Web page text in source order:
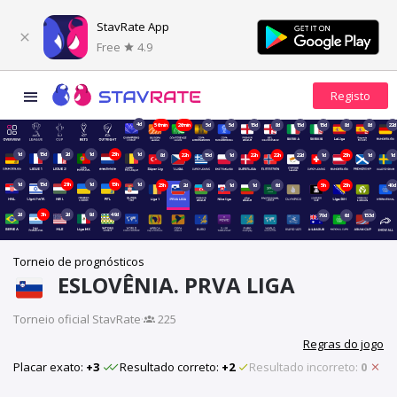
StavRate App
Free
4.9
4d 56min 26min 5d 5d 15d 8d 15d 15d 8d 8d 22d
1d 15d 2d 1d 23h 1d 8d 22h 15d 1d 22h 22h 22d 1d 23h 1d 1d
1d 15d 21h 1d 15h 1d 23h 2d 8d 1d 1d 6d 5h 23h 40d
2d 3h 2d 9d 49d 70d 6d 153d
Torneio de prognósticos
ESLOVÊNIA. PRVA LIGA
Torneio oficial StavRate·
225
Regras do jogo
Placar exato: +3 Resultado correto: +2 Resultado incorreto: 0